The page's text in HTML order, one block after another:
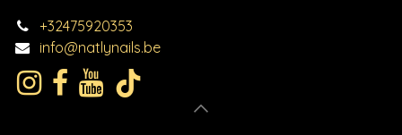
+32475920353
info@natlynails.be